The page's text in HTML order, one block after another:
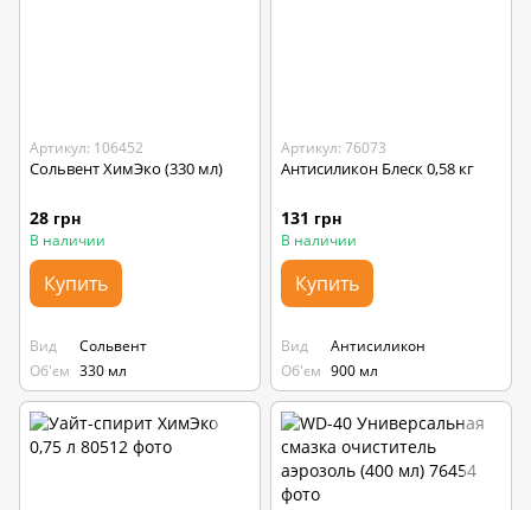
Артикул: 106452
Сольвент ХимЭко (330 мл)
28 грн
В наличии
Купить
Вид
Сольвент
Об'єм 330 мл
Артикул: 76073
Антисиликон Блеск 0,58 кг
131 грн
В наличии
Купить
Вид
Антисиликон
Об'єм 900 мл